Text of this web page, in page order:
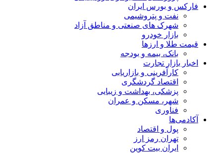
فارکس و بورس ایران
نفت و پتروشیمی
شهرک های صنعتی و مناطق آزاد
بازار خودرو
قیمت طلا و ارزها
بانک، بیمه و بودجه
اخبار بازار تجارت
کارآفرینی و بازاریابی
اقتصاد گردشگری
پزشکی، بهداشت و زیبایی
شهر، مسکن و عمران
فناوری
آکادمی‌ها
پول و اقتصاد
تهران رمز ارز
ایران بیت کوین